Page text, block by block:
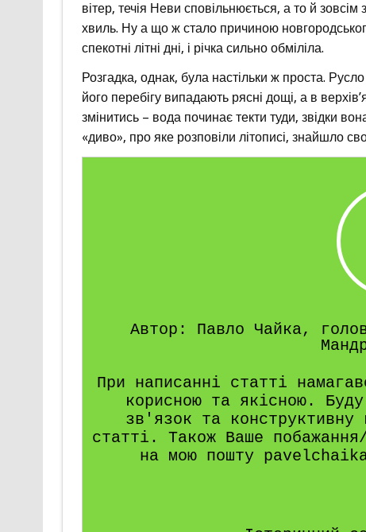
вітер, течія Неви сповільнюється, а то й
хвиль. Ну а що ж стало причиною
спекотні літні дні, і річка сильно обміліла.
Розгадка, однак, була настільки ж проста.
його перебігу випадають рясні дощі, а в
змінитись – вода починає текти туди, звідки
«диво», про яке розповіли літописі, знайшло
Автор: Павло Чайка,
При написанні статті
корисною та якісною.
зв'язок та конструктивну
статті. Також Ваше
на мою пошту